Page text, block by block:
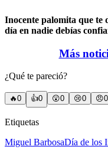
Inocente palomita que te
día en nadie debías
Más
¿Qué te pareció?
🔥0 👍0 😲0 😢0 😠0
Etiquetas
Miguel BarbosaDía de los